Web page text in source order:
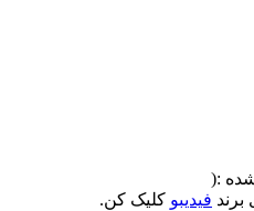
:(
فیدیبو کلیک کن.